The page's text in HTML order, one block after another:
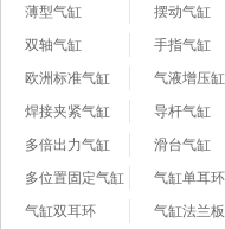
薄型气缸
摆动气缸
双轴气缸
手指气缸
欧洲标准气缸
气液增压缸
焊接夹紧气缸
导杆气缸
多倍出力气缸
滑台气缸
多位置固定气缸
气缸单耳环
气缸双耳环
气缸法兰板